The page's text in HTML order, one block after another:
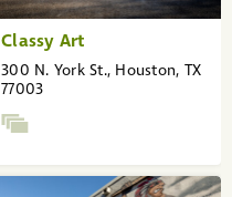
Classy Art
300 N. York St., Houston, TX
77003